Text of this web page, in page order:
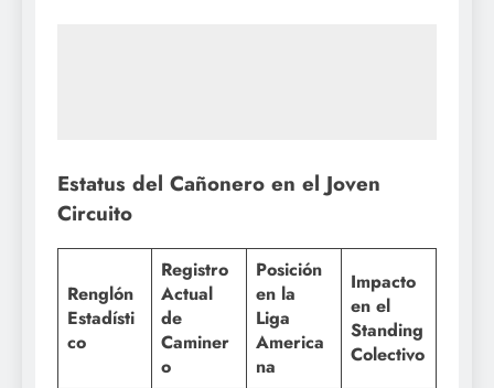
Estatus del Cañonero en el Joven
Circuito
Renglón
Estadísti
co
Registro
Actual
de
Caminer
o
Posición
en la
Liga
America
na
Impacto
en el
Standing
Colectivo